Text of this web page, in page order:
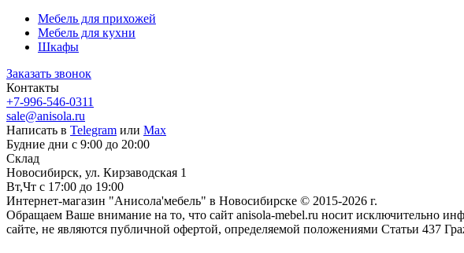
Мебель для прихожей
Мебель для кухни
Шкафы
Заказать звонок
Контакты
+7-996-546-0311
sale@anisola.ru
Написать в Telegram или Max
Будние дни с 9:00 до 20:00
Склад
Новосибирск, ул. Кирзаводская 1
Вт,Чт с 17:00 до 19:00
Интернет-магазин "Анисола'мебель" в Новосибирске © 2015-2026 г.
Обращаем Ваше внимание на то, что сайт anisola-mebel.ru носит исключительно
сайте, не являются публичной офертой, определяемой положениями Статьи 437